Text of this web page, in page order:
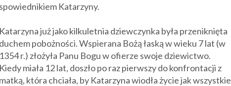
spowiednikiem Katarzyny.
Katarzyna już jako kilkuletnia dziewczynka była przeniknięta
duchem pobożności. Wspierana Bożą łaską w wieku 7 lat (w
1354 r.) złożyła Panu Bogu w ofierze swoje dziewictwo.
Kiedy miała 12 lat, doszło po raz pierwszy do konfrontacji z
matką, która chciała, by Katarzyna wiodła życie jak wszystkie